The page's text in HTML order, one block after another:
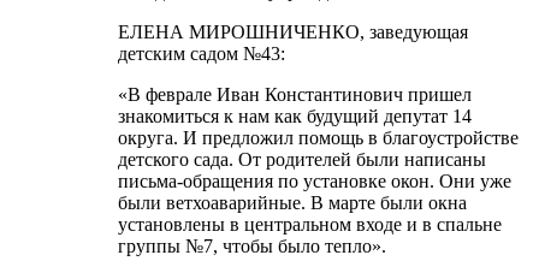
ЕЛЕНА МИРОШНИЧЕНКО, заведующая
детским садом №43:
«В феврале Иван Константинович пришел
знакомиться к нам как будущий депутат 14
округа. И предложил помощь в благоустройстве
детского сада. От родителей были написаны
письма-обращения по установке окон. Они уже
были ветхоаварийные. В марте были окна
установлены в центральном входе и в спальне
группы №7, чтобы было тепло».